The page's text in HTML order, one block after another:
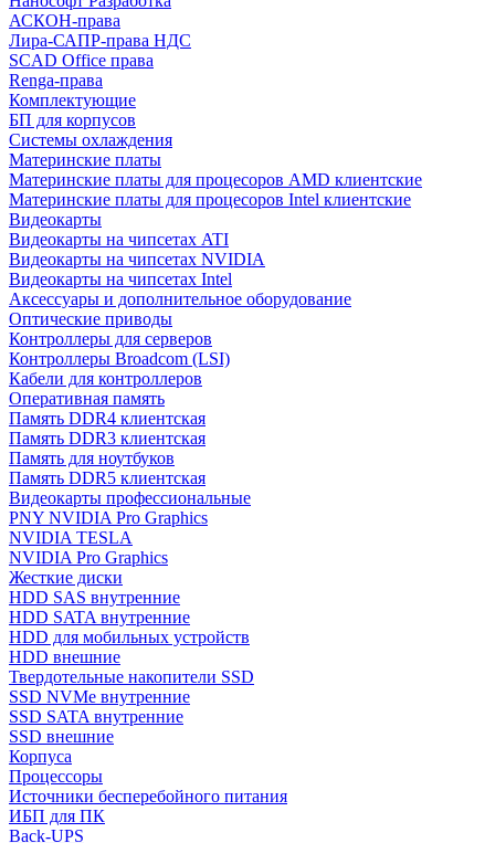
АСКОН-права
Лира-САПР-права НДС
SCAD Office права
Renga-права
Комплектующие
БП для корпусов
Системы охлаждения
Материнские платы
Материнские платы для процесоров AMD клиентские
Материнские платы для процесоров Intel клиентские
Видеокарты
Видеокарты на чипсетах ATI
Видеокарты на чипсетах NVIDIA
Видеокарты на чипсетах Intel
Аксессуары и дополнительное оборудование
Оптические приводы
Контроллеры для серверов
Контроллеры Broadcom (LSI)
Кабели для контроллеров
Оперативная память
Память DDR4 клиентская
Память DDR3 клиентская
Память для ноутбуков
Память DDR5 клиентская
Видеокарты профессиональные
PNY NVIDIA Pro Graphics
NVIDIA TESLA
NVIDIA Pro Graphics
Жесткие диски
HDD SAS внутренние
HDD SATA внутренние
HDD для мобильных устройств
HDD внешние
Твердотельные накопители SSD
SSD NVMe внутренние
SSD SATA внутренние
SSD внешние
Корпуса
Процессоры
Источники бесперебойного питания
ИБП для ПК
Back-UPS